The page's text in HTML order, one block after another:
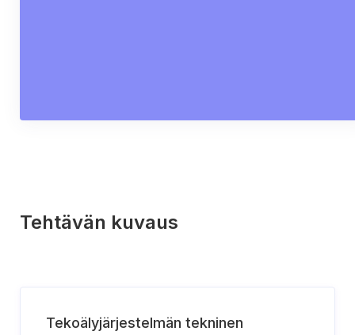
Tehtävän kuvaus
Tekoälyjärjestelmän tekninen